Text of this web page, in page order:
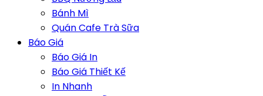
Bánh Mì
Quán Cafe Trà Sữa
Báo Giá
Báo Giá In
Báo Giá Thiết Kế
In Nhanh